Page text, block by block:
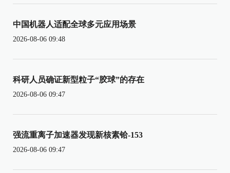
中国机器人适配全球多元应用场景
2026-08-06 09:48
科研人员确证新型粒子“胶球”的存在
2026-08-06 09:47
强流重离子加速器发现新核素铪-153
2026-08-06 09:47